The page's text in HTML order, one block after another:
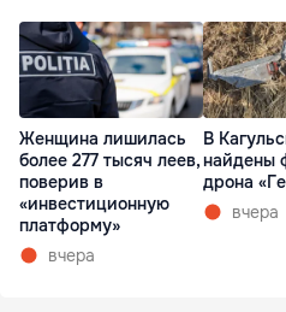
Женщина лишилась
более 277 тысяч леев,
поверив в
«инвестиционную
платформу»
вчера
В
найдены
дрона
вчера